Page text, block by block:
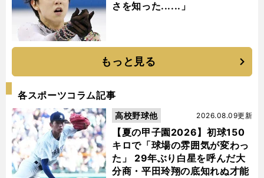
さを知った......」
もっと見る
各スポーツコラム記事
【夏の甲子園2026】初球150
キロで「球場の雰囲気が変わっ
た」 29年ぶり白星を呼んだ大
分商・平田玲翔の底知れぬ才能
2026.08.09更新
高校野球他